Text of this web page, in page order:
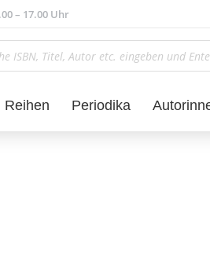
– 17.00 Uhr
Reihen Periodika